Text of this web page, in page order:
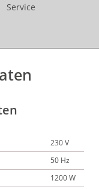
Service
230 V
50 Hz
1200 W